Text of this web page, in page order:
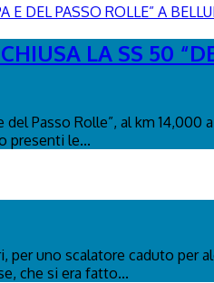
LA SS 50
Passo Rolle”, al km
presenti le...
per uno scalatore caduto
che si era fatto...